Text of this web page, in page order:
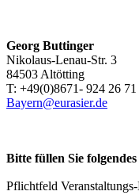
Georg Buttinger
Nikolaus-Lenau-Str. 3
84503 Altötting
T: +49(0)8671- 924 26 71
Bayern@eurasier.de
Bitte füllen Sie
Pflichtfeld